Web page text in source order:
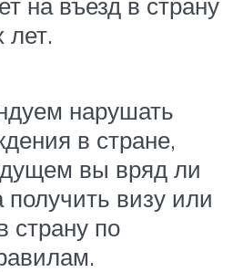
лет.
нарушать
в стране,
вы вряд ли
визу или
страну по